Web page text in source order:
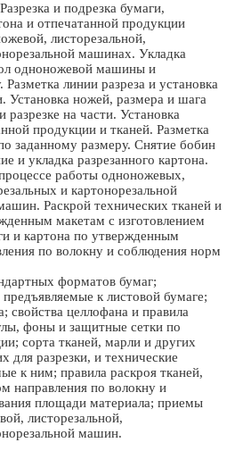
Разрезка и подрезка бумаги,
и отпечатанной продукции
листорезальной,
машинах. Укладка
одноножевой машины и
Разметка линии разреза и установка
Установка ножей, размера и шага
разрезке на части. Установка
продукции и тканей. Разметка
заданному размеру. Снятие бобин
и укладка разрезанного картона.
работы одноножевых,
и картонорезальной
Раскрой технических тканей и
макетам с изготовлением
и картона по утвержденным
по волокну и соблюдения норм
форматов бумаг;
к листовой бумаге;
свойства целлофана и правила
фоны и защитные сетки по
сорта тканей, марли и других
для разрезки, и технические
к ним; правила раскроя тканей,
направления по волокну и
площади материала; приемы
листорезальной,
машин.